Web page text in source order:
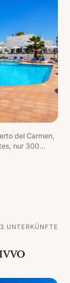
del Carmen,
nur 300
3 UNTERKÜNFTE